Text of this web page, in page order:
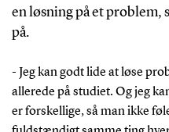
en løsning på et problem,
på.
- Jeg kan godt lide at løse
allerede på studiet. Og jeg
er forskellige, så man ikke